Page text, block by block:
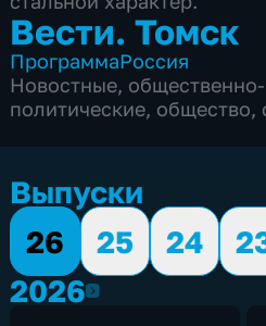
Вести. Томск
ПрограммаРоссия
Новостные, общественно-
политические, общество,
Выпуски
26
25 24
20262026